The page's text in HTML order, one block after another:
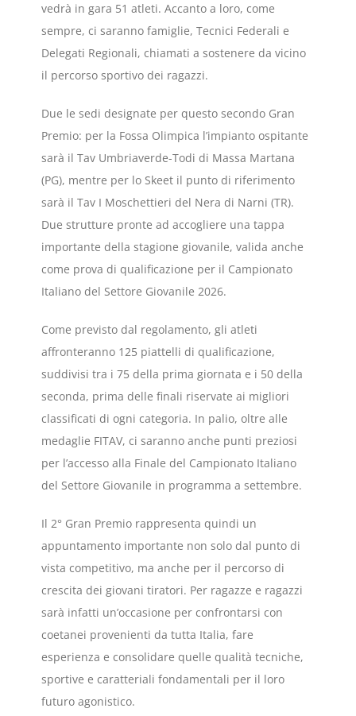
vedrà in gara 51 atleti. Accanto a loro, come
sempre, ci saranno famiglie, Tecnici Federali e
Delegati Regionali, chiamati a sostenere da vicino
il percorso sportivo dei ragazzi.
Due le sedi designate per questo secondo Gran
Premio: per la Fossa Olimpica l’impianto ospitante
sarà il Tav Umbriaverde-Todi di Massa Martana
(PG), mentre per lo Skeet il punto di riferimento
sarà il Tav I Moschettieri del Nera di Narni (TR).
Due strutture pronte ad accogliere una tappa
importante della stagione giovanile, valida anche
come prova di qualificazione per il Campionato
Italiano del Settore Giovanile 2026.
Come previsto dal regolamento, gli atleti
affronteranno 125 piattelli di qualificazione,
suddivisi tra i 75 della prima giornata e i 50 della
seconda, prima delle finali riservate ai migliori
classificati di ogni categoria. In palio, oltre alle
medaglie FITAV, ci saranno anche punti preziosi
per l’accesso alla Finale del Campionato Italiano
del Settore Giovanile in programma a settembre.
Il 2° Gran Premio rappresenta quindi un
appuntamento importante non solo dal punto di
vista competitivo, ma anche per il percorso di
crescita dei giovani tiratori. Per ragazze e ragazzi
sarà infatti un’occasione per confrontarsi con
coetanei provenienti da tutta Italia, fare
esperienza e consolidare quelle qualità tecniche,
sportive e caratteriali fondamentali per il loro
futuro agonistico.